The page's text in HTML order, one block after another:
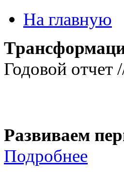
На главную
Годовой отчет
Развиваем
Подробнее